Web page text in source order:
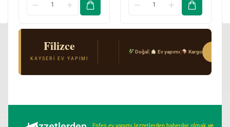
Filizce
KAYSERI EV YAPIMI
El Açması Mantı & Ev Yemekleri
Gerçek Kayseri tarifi · Kimyasal katkı yok ·
Doğal | Ev yapımı| Kargo
Enfes ev yapımı lezzetlerden haberdar olmak ve